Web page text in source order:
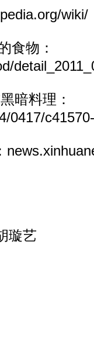
wiki/
食物：
暗料理：
0417/
璇艺